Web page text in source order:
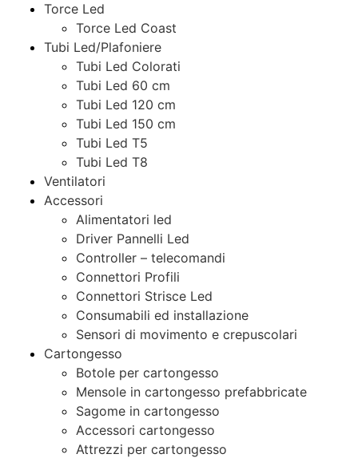
Torce Led
Torce Led Coast
Tubi Led/Plafoniere
Tubi Led Colorati
Tubi Led 60 cm
Tubi Led 120 cm
Tubi Led 150 cm
Tubi Led T5
Tubi Led T8
Ventilatori
Accessori
Alimentatori led
Driver Pannelli Led
Controller – telecomandi
Connettori Profili
Connettori Strisce Led
Consumabili ed installazione
Sensori di movimento e crepuscolari
Cartongesso
Botole per cartongesso
Mensole in cartongesso prefabbricate
Sagome in cartongesso
Accessori cartongesso
Attrezzi per cartongesso